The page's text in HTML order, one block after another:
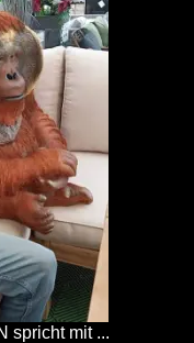
spricht mit ...